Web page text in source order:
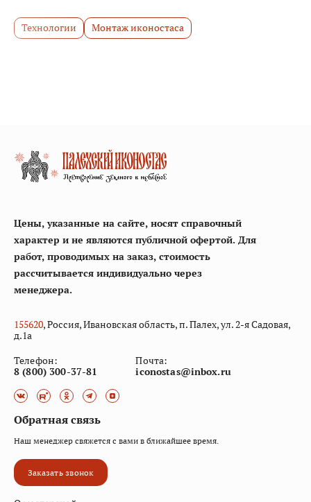
предстанет в храме заказчика.
Технологии Монтаж иконостаса
Цены, указанные на сайте, носят справочный
характер и не являются публичной офертой. Для
работ, проводимых на заказ, стоимость
рассчитывается индивидуально через
менеджера.
155620, Россия, Ивановская область, п. Палех, ул. 2-я Садовая,
д.1а
Телефон:
8 (800) 300-37-81
Почта:
iconostas@inbox.ru
Обратная связь
Наш менеджер свяжется с вами в ближайшее время.
Заказать звонок